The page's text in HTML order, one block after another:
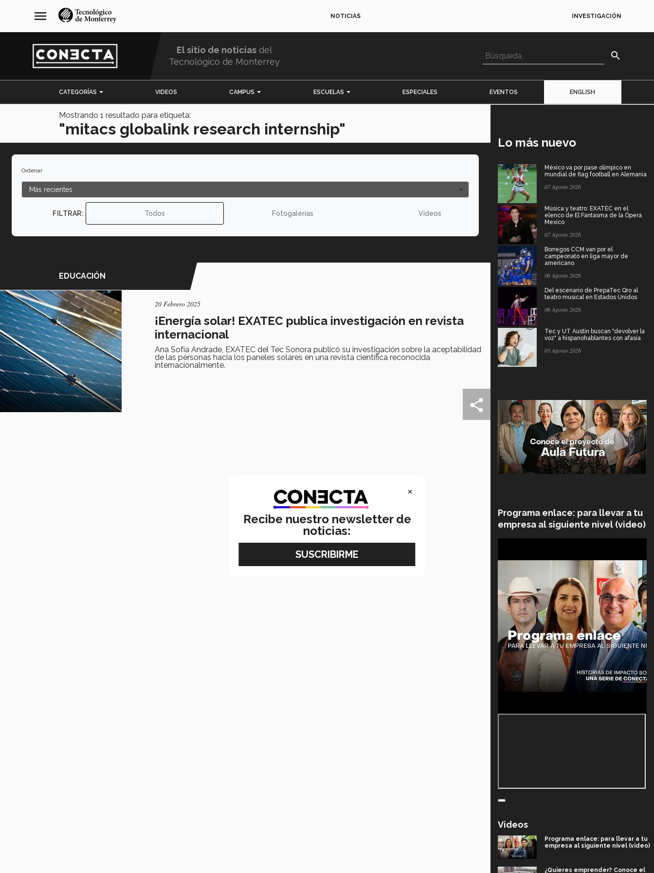
navegación
principal
menu NOTICIAS INVESTIGACIÓN
El sitio de noticias del
Tecnológico de Monterrey
search
CATEGORÍAS VIDEOS CAMPUS ESCUELAS ESPECIALES EVENTOS ENGLISH
Mostrando 1 resultado para etiqueta:
"mitacs globalink research internship"
Ordenar
FILTRAR: Todos Fotogalerías Videos
EDUCACIÓN
20 Febrero 2025
¡Energía solar! EXATEC publica investigación en revista
internacional
Ana Sofía Andrade, EXATEC del Tec Sonora publicó su investigación sobre la aceptabilidad
de las personas hacia los paneles solares en una revista científica reconocida
internacionalmente.
Lo más nuevo
México va por pase olímpico en
mundial de flag football en Alemania
07 Agosto 2026
Música y teatro: EXATEC en el
elenco de El Fantasma de la Ópera
Mexico
07 Agosto 2026
Borregos CCM van por el
campeonato en liga mayor de
americano
06 Agosto 2026
Del escenario de PrepaTec Qro al
teatro musical en Estados Unidos
06 Agosto 2026
Tec y UT Austin buscan "devolver la
voz" a hispanohablantes con afasia
05 Agosto 2026
Programa enlace: para llevar a tu
empresa al siguiente nivel (video)
Videos
Programa enlace: para llevar a tu
empresa al siguiente nivel (video)
¿Quieres emprender? Conoce el
×
Recibe nuestro newsletter de
noticias: